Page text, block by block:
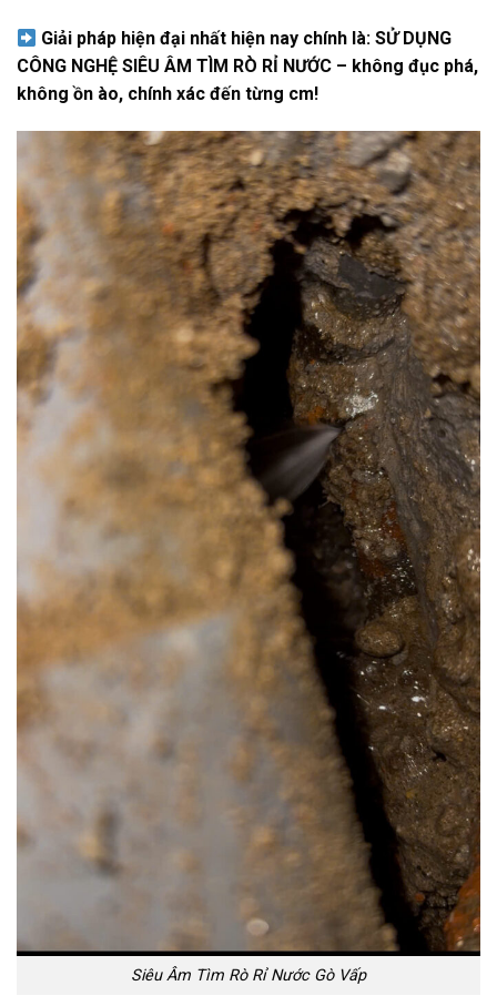
Giải pháp hiện đại nhất hiện nay chính là: SỬ DỤNG
CÔNG NGHỆ SIÊU ÂM TÌM RÒ RỈ NƯỚC – không đục phá,
không ồn ào, chính xác đến từng cm!
Siêu Âm Tìm Rò Rỉ Nước Gò Vấp